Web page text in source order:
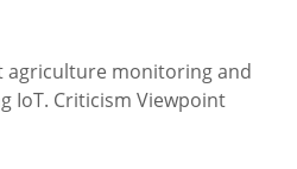
agriculture monitoring and
IoT. Criticism Viewpoint